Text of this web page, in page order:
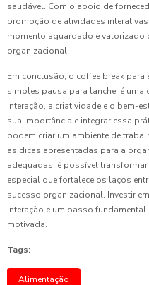
saudável. Com o apoio de
promoção de atividades
momento aguardado e
organizacional.
Em conclusão, o coffee break para
simples pausa para lanche; é
interação, a criatividade e o bem-
sua importância e integrar essa
podem criar um ambiente de
as dicas apresentadas para a
adequadas, é possível
especial que fortalece os laços
sucesso organizacional. Investir
interação é um passo
motivada.
Tags:
Alimentação